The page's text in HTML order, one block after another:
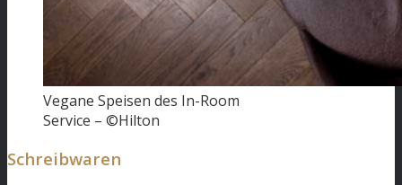
Vegane Speisen des In-Room
Service – ©Hilton
Schreibwaren